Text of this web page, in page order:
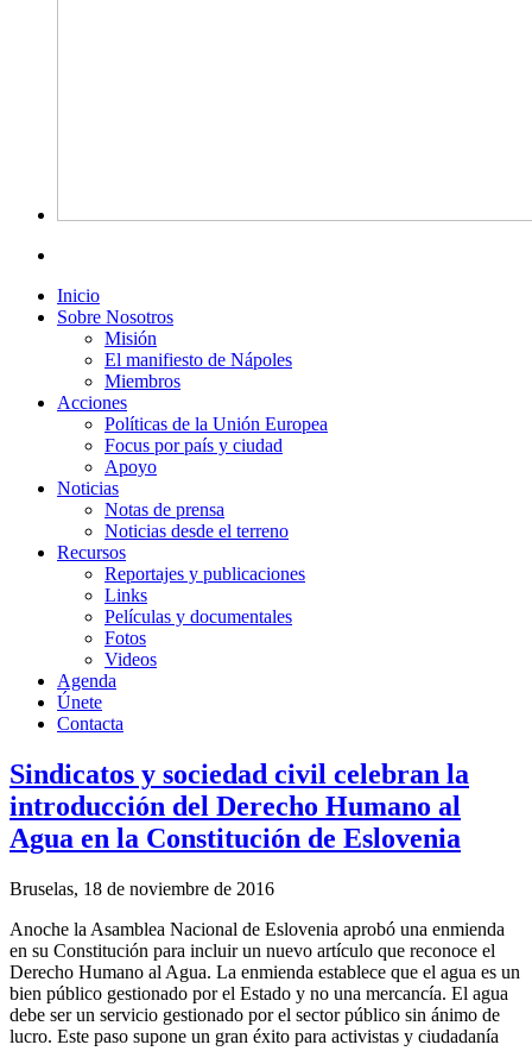
Inicio
Sobre Nosotros
Misión
El manifiesto de Nápoles
Miembros
Acciones
Políticas de la Unión Europea
Focus por país y ciudad
Apoyo
Noticias
Notas de prensa
Noticias desde el terreno
Recursos
Reportajes y publicaciones
Links
Películas y documentales
Fotos
Videos
Agenda
Únete
Contacta
Sindicatos y sociedad civil celebran la
introducción del Derecho Humano al
Agua en la Constitución de Eslovenia
Bruselas, 18 de noviembre de 2016
Anoche la Asamblea Nacional de Eslovenia aprobó una enmienda
en su Constitución para incluir un nuevo artículo que reconoce el
Derecho Humano al Agua. La enmienda establece que el agua es un
bien público gestionado por el Estado y no una mercancía. El agua
debe ser un servicio gestionado por el sector público sin ánimo de
lucro. Este paso supone un gran éxito para activistas y ciudadanía